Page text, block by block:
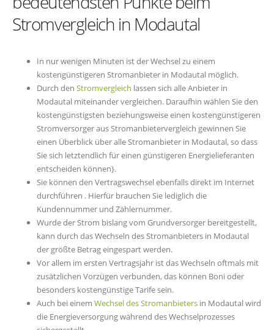
Stromvergleich in Modautal
In nur wenigen Minuten ist der Wechsel zu einem
kostengünstigeren Stromanbieter in Modautal möglich.
Durch den Stromvergleich lassen sich alle Anbieter in
Modautal miteinander vergleichen. Daraufhin wählen Sie den
kostengünstigsten beziehungsweise einen kostengünstigeren
Stromversorger aus Stromanbietervergleich gewinnen Sie
einen Überblick über alle Stromanbieter in Modautal, so dass
Sie sich letztendlich für einen günstigeren Energielieferanten
entscheiden können}.
Sie können den Vertragswechsel ebenfalls direkt im Internet
durchführen . Hierfür brauchen Sie lediglich die
Kundennummer und Zählernummer.
Wurde der Strom bislang vom Grundversorger bereitgestellt,
kann durch das Wechseln des Stromanbieters in Modautal
der größte Betrag eingespart werden.
Vor allem im ersten Vertragsjahr ist das Wechseln oftmals mit
zusätzlichen Vorzügen verbunden, das können Boni oder
besonders kostengünstige Tarife sein.
Auch bei einem Wechsel des Stromanbieters in Modautal wird
die Energieversorgung während des Wechselprozesses